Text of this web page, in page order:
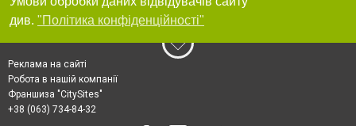
див. "Політика конфіденційності"
Реклама на сайті
Робота в нашій компанії
Франшиза "CitySites"
+38 (063) 734-84-32